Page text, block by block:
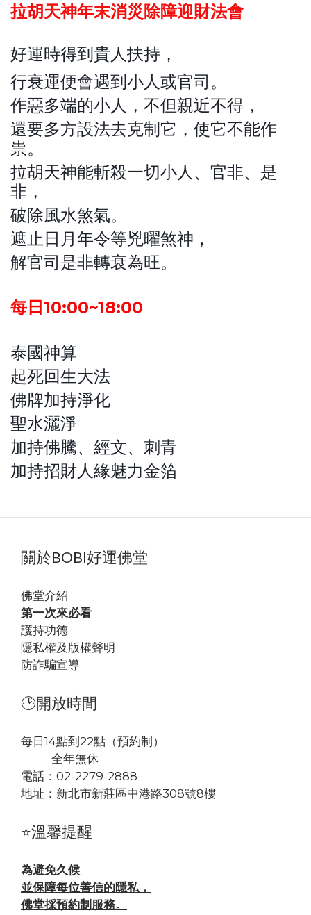
拉胡天神年末消災除障迎財法會
好運時得到貴人扶持，
行衰運便會遇到小人或官司。
作惡多端的小人，不但親近不得，
還要多方設法去克制它，使它不能作
祟。
拉胡天神能斬殺一切小人、官非、是
非，
破除風水煞氣。
遮止日月年令等兇曜煞神，
解官司是非轉衰為旺。
每日10:00~18:00
泰國神算
起死回生大法
佛牌加持淨化
聖水灑淨
加持佛騰、經文、刺青
加持招財人緣魅力金箔
關於BOBI好運佛堂
佛堂介紹
第一次來必看
護持功德
隱私權及版權聲明
防詐騙宣導
🕑開放時間
每日14點到22點（預約制）
全年無休
電話：02-2279-2888
地址： 新北市新莊區中港路308號8樓
⭐溫馨提醒
為避免久候
並保障每位善信的隱私，
佛堂採預約制服務。